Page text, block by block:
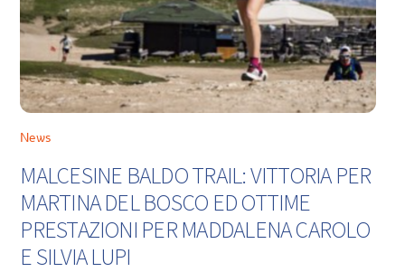
News
MALCESINE BALDO TRAIL: VITTORIA PER
MARTINA DEL BOSCO ED OTTIME
PRESTAZIONI PER MADDALENA CAROLO
E SILVIA LUPI